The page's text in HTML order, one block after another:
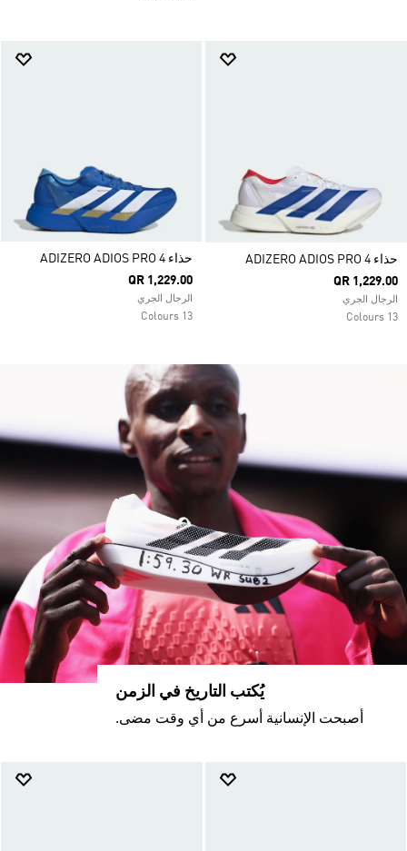
حذاء ADIZERO ADIOS PRO 4
QR 1,229.00
الرجال الجري
13 Colours
حذاء ADIZERO ADIOS PRO 4
QR 1,229.00
الرجال الجري
13 Colours
يُكتب التاريخ في الزمن
أصبحت الإنسانية أسرع من أي وقت مضى.